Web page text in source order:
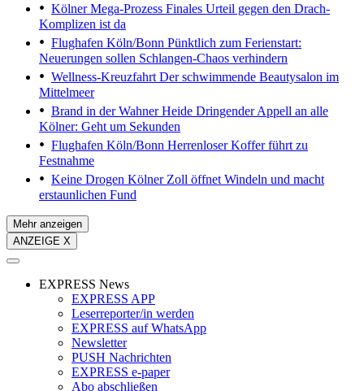
Kölner Mega-Prozess Finales Urteil gegen den Drach-
Komplizen ist da
Flughafen Köln/Bonn Pünktlich zum Ferienstart:
Neuerungen sollen Schlangen-Chaos verhindern
Wellness-Kreuzfahrt Der schwimmende Beautysalon im
Mittelmeer
Brand in der Wahner Heide Dringender Appell an alle
Kölner: Geht um Sekunden
Flughafen Köln/Bonn Herrenloser Koffer führt zu
Festnahme
Keine Drogen Kölner Zoll öffnet Windeln und macht
erstaunlichen Fund
Mehr anzeigen
ANZEIGE X
EXPRESS News
EXPRESS APP
Leserreporter/in werden
EXPRESS auf WhatsApp
Newsletter
PUSH Nachrichten
EXPRESS e-paper
Abo abschließen